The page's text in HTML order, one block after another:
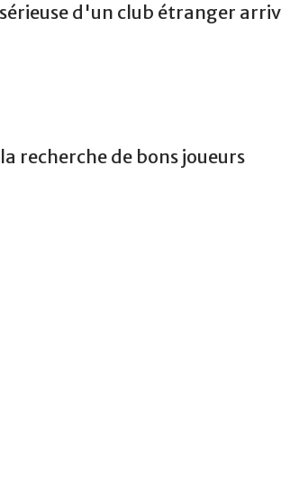
d'un club étranger
recherche de bons joueurs